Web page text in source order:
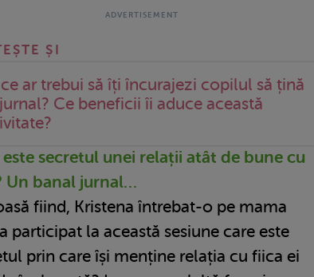
ar trebui să îți încurajezi copilul să țină
Ce beneficii îi aduce această
este secretul unei relații atât de bune cu
Un banal jurnal…
fiind, Kristena întrebat-o pe mama
participat la această sesiune care este
prin care își menține relația cu fiica ei